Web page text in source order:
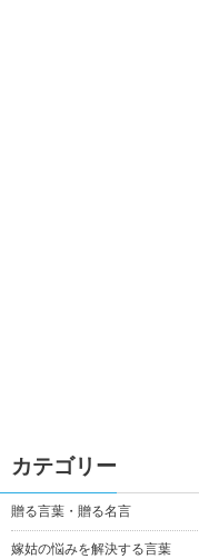
カテゴリー
贈る言葉・贈る名言
嫁姑の悩みを解決する言葉